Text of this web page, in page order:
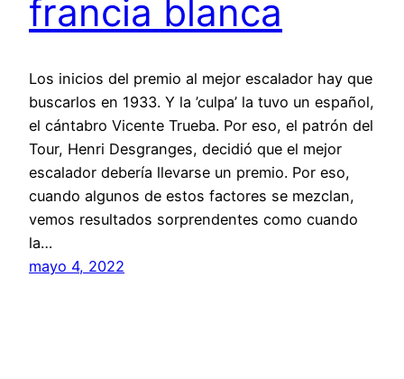
francia blanca
Los inicios del premio al mejor escalador hay que
buscarlos en 1933. Y la ’culpa’ la tuvo un español,
el cántabro Vicente Trueba. Por eso, el patrón del
Tour, Henri Desgranges, decidió que el mejor
escalador debería llevarse un premio. Por eso,
cuando algunos de estos factores se mezclan,
vemos resultados sorprendentes como cuando
la…
mayo 4, 2022